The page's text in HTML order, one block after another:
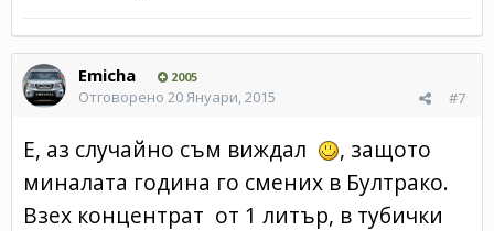
Emicha 2005
#7
Отговорено 20 Януари, 2015
Е, аз случайно съм виждал
, защото
миналата година го смених в Бултрако.
Взех концентрат от 1 литър, в тубички